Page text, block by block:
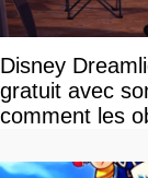
Disney
gratuit avec
comment les